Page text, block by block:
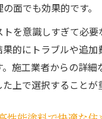
面でも効果的です。
トを意識しすぎて必
果的にトラブルや追
施工業者からの詳細
上で選択することが